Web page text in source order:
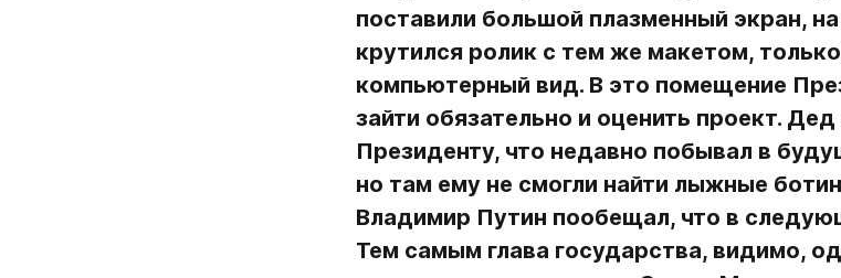
поставили большой плазменный экран,
крутился ролик с тем же макетом,
компьютерный вид. В это помещение
зайти обязательно и оценить проект.
Президенту, что недавно побывал в
но там ему не смогли найти лыжные
Владимир Путин пообещал, что в
Тем самым глава государства, видимо,